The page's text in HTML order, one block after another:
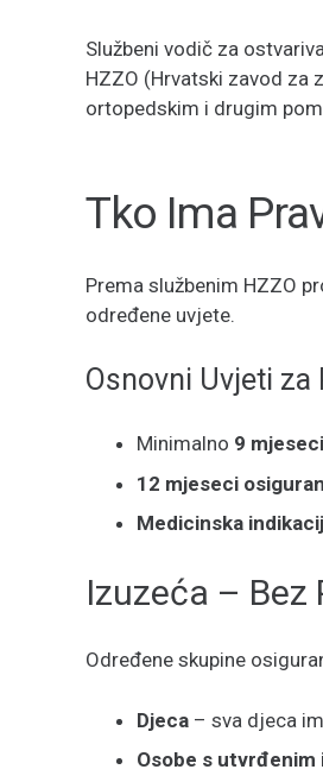
Službeni vodič za
HZZO (Hrvatski zavod za
ortopedskim i drugim
Tko Ima
Prema službenim HZZO
određene uvjete.
Osnovni Uvjeti za
Minimalno 9
12 mjeseci
Medicinska
Izuzeća – Bez
Određene skupine
Djeca– sva djeca
Osobe s